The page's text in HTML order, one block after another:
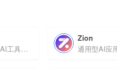
字节跳动的免费AI工具百宝箱，即开即用，覆盖百种场景
Zion